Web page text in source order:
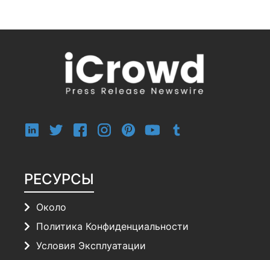
РЕСУРСЫ
Около
Политика Конфиденциальности
Условия Эксплуатации